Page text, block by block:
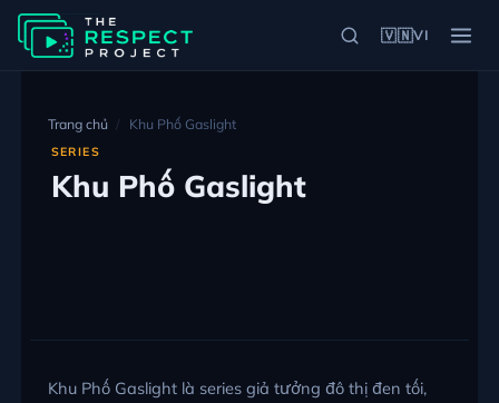
🇻🇳VI
Trang chủ Khu Phố Gaslight
SERIES
Khu Phố Gaslight
Khu Phố Gaslight là series giả tưởng đô thị đen tối,